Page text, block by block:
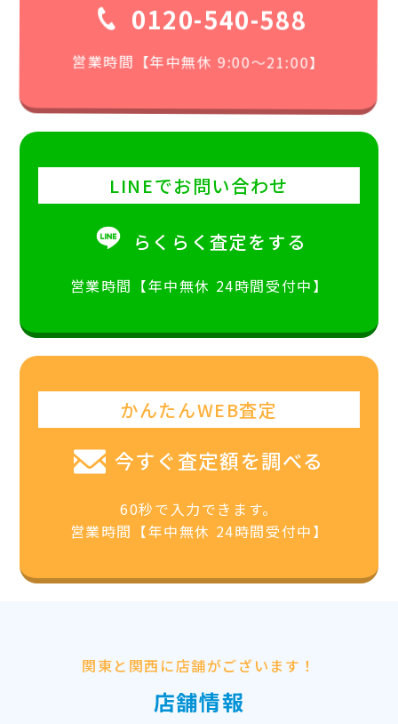
0120-540-588
営業時間【年中無休 9:00〜21:00】
LINEでお問い合わせ
らくらく査定をする
営業時間【年中無休 24時間受付中】
かんたんWEB査定
今すぐ査定額を調べる
60秒で入力できます。
営業時間【年中無休 24時間受付中】
関東と関西に店舗がございます！
店舗情報